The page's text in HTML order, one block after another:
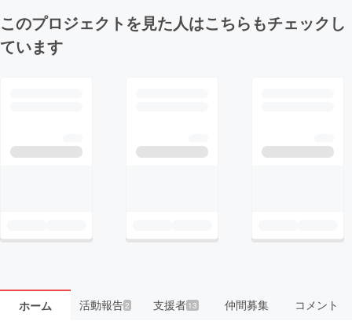
このプロジェクトを見た人はこちらもチェックし
ています
ホーム 活動報告2 支援者 13 仲間募集 コメント